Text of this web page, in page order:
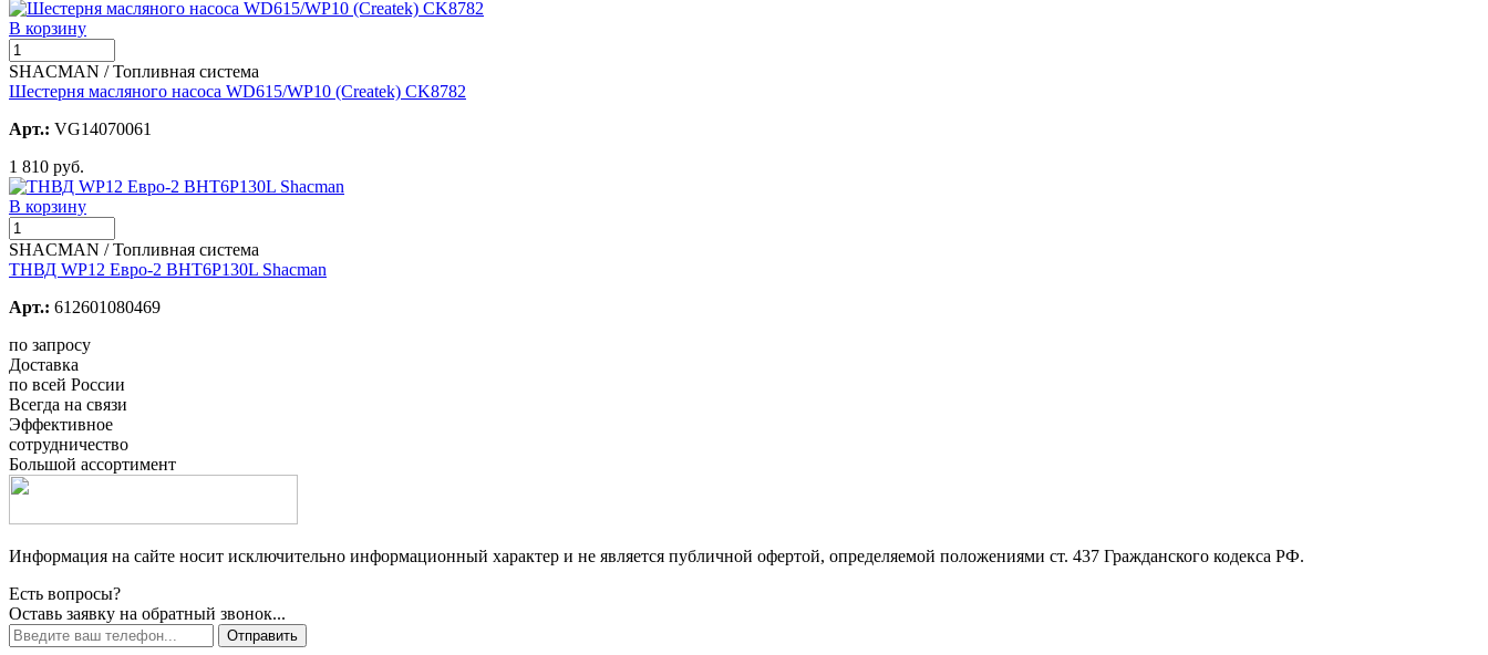
В корзину
SHACMAN / Топливная система
Шестерня масляного насоса WD615/WP10 (Createk) CK8782
Арт.: VG14070061
1 810 руб.
В корзину
SHACMAN / Топливная система
ТНВД WP12 Евро-2 BHT6P130L Shacman
Арт.: 612601080469
по запросу
Доставка
по всей России
Всегда на связи
Эффективное
сотрудничество
Большой ассортимент
Информация на сайте носит исключительно информационный характер и не является публичной офертой, определяемой положениями ст. 437 Гражданского кодекса РФ.
Есть вопросы?
Оставь заявку на обратный звонок...
Отправить